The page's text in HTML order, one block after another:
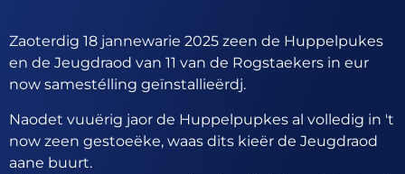
Zaoterdig 18 jannewarie 2025 zeen de Huppelpukes
en de Jeugdraod van 11 van de Rogstaekers in eur
now samestélling geïnstallieërdj.
Naodet vuuërig jaor de Huppelpupkes al volledig in 't
now zeen gestoeëke, waas dits kieër de Jeugdraod
aane buurt.